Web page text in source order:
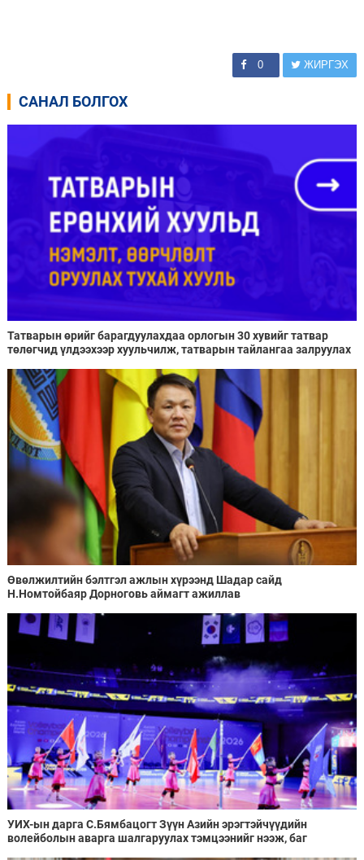
0 ЖИРГЭХ
САНАЛ БОЛГОХ
Татварын өрийг барагдуулахдаа орлогын 30 хувийг татвар
төлөгчид үлдээхээр хуульчилж, татварын тайлангаа залруулах
Өвөлжилтийн бэлтгэл ажлын хүрээнд Шадар сайд
Н.Номтойбаяр Дорноговь аймагт ажиллав
УИХ-ын дарга С.Бямбацогт Зүүн Азийн эрэгтэйчүүдийн
волейболын аварга шалгаруулах тэмцээнийг нээж, баг